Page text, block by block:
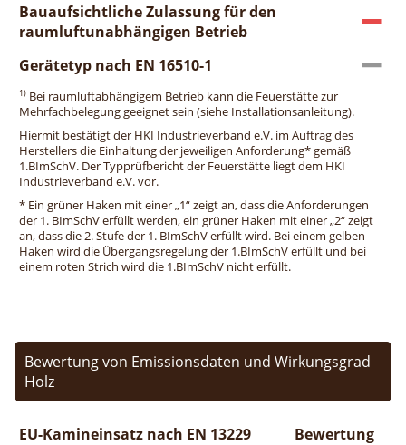
Bauaufsichtliche Zulassung für den
raumluftunabhängigen Betrieb
Gerätetyp nach EN 16510-1
1) Bei raumluftabhängigem Betrieb kann die Feuerstätte zur
Mehrfachbelegung geeignet sein (siehe Installationsanleitung).
Hiermit bestätigt der HKI Industrieverband e.V. im Auftrag des
Herstellers die Einhaltung der jeweiligen Anforderung* gemäß
1.BImSchV. Der Typprüfbericht der Feuerstätte liegt dem HKI
Industrieverband e.V. vor.
* Ein grüner Haken mit einer „1“ zeigt an, dass die Anforderungen
der 1. BImSchV erfüllt werden, ein grüner Haken mit einer „2“ zeigt
an, dass die 2. Stufe der 1. BImSchV erfüllt wird. Bei einem gelben
Haken wird die Übergangsregelung der 1.BImSchV erfüllt und bei
einem roten Strich wird die 1.BImSchV nicht erfüllt.
Bewertung von Emissionsdaten und Wirkungsgrad
Holz
EU-Kamineinsatz nach EN 13229
Bewertung